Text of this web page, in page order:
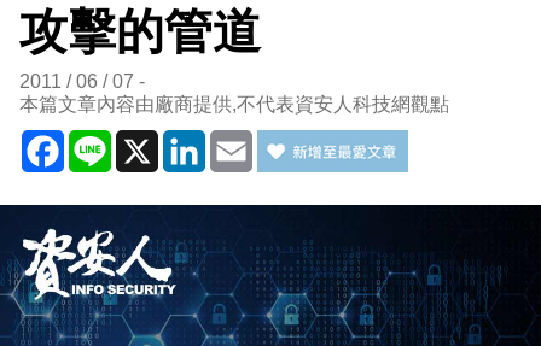
攻擊的管道
2011 / 06 / 07
本篇文章內容由廠商提供,不代表資安人科技網觀點
Facebook
Line X LinkedIn
Email